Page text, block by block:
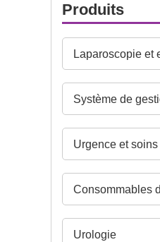
Produits
Laparoscopie et
Système de
Urgence et
Urologie